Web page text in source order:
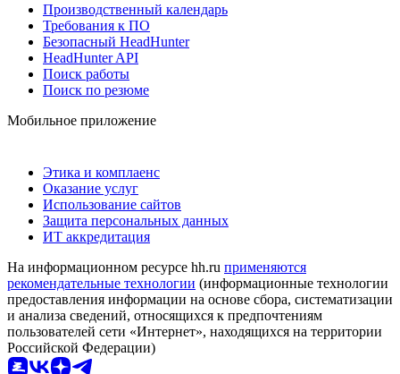
Производственный календарь
Требования к ПО
Безопасный HeadHunter
HeadHunter API
Поиск работы
Поиск по резюме
Мобильное приложение
Этика и комплаенс
Оказание услуг
Использование сайтов
Защита персональных данных
ИТ аккредитация
На информационном ресурсе hh.ru применяются
рекомендательные технологии (информационные технологии
предоставления информации на основе сбора, систематизации
и анализа сведений, относящихся к предпочтениям
пользователей сети «Интернет», находящихся на территории
Российской Федерации)